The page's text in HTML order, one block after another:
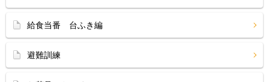
給食当番 台ふき編
避難訓練